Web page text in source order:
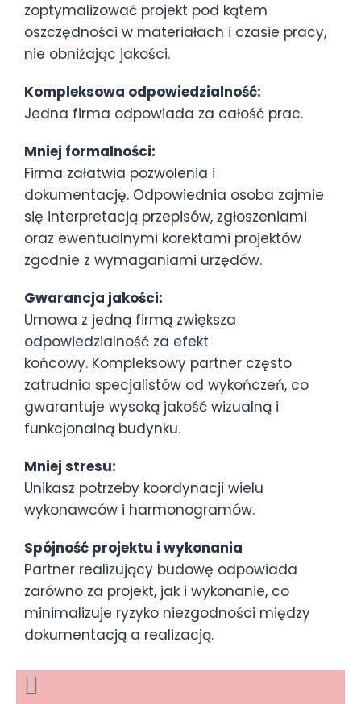
zoptymalizować projekt pod kątem
oszczędności w materiałach i czasie pracy,
nie obniżając jakości.
Kompleksowa odpowiedzialność:
Jedna firma odpowiada za całość prac.
Mniej formalności:
Firma załatwia pozwolenia i
dokumentację. Odpowiednia osoba zajmie
się interpretacją przepisów, zgłoszeniami
oraz ewentualnymi korektami projektów
zgodnie z wymaganiami urzędów.
Gwarancja jakości:
Umowa z jedną firmą zwiększa
odpowiedzialność za efekt
końcowy. Kompleksowy partner często
zatrudnia specjalistów od wykończeń, co
gwarantuje wysoką jakość wizualną i
funkcjonalną budynku.
Mniej stresu:
Unikasz potrzeby koordynacji wielu
wykonawców i harmonogramów.
Spójność projektu i wykonania
Partner realizujący budowę odpowiada
zarówno za projekt, jak i wykonanie, co
minimalizuje ryzyko niezgodności między
dokumentacją a realizacją.